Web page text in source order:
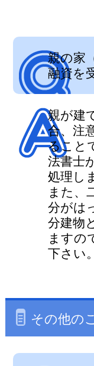
親の家
融資を
親が建
合、注
ること
法書士
処理し
また、
分がは
分建物
ますの
下さい。
その他の